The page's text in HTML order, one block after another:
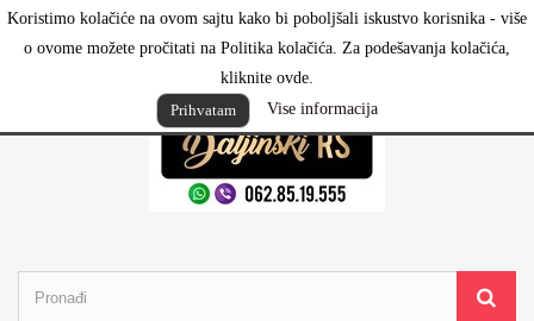
Koristimo kolačiće na ovom sajtu kako bi poboljšali iskustvo korisnika - više
o ovome možete pročitati na Politika kolačića. Za podešavanja kolačića,
kliknite ovde.
Prihvatam
Vise informacija
Prijavi se